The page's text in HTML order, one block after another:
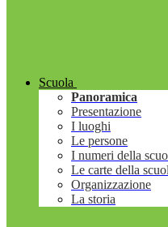
Scuola
Panoramica
Presentazione
I luoghi
Le persone
I numeri della
Le carte della
Organizzazione
La storia